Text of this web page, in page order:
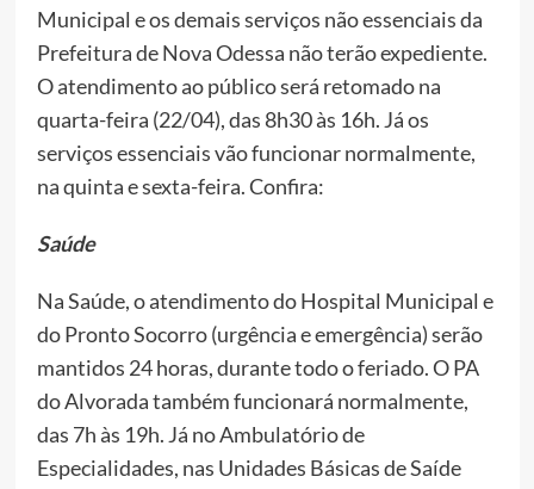
Municipal e os demais serviços não essenciais da
Prefeitura de Nova Odessa não terão expediente.
O atendimento ao público será retomado na
quarta-feira (22/04), das 8h30 às 16h. Já os
serviços essenciais vão funcionar normalmente,
na quinta e sexta-feira. Confira:
Saúde
Na Saúde, o atendimento do Hospital Municipal e
do Pronto Socorro (urgência e emergência) serão
mantidos 24 horas, durante todo o feriado. O PA
do Alvorada também funcionará normalmente,
das 7h às 19h. Já no Ambulatório de
Especialidades, nas Unidades Básicas de Saíde